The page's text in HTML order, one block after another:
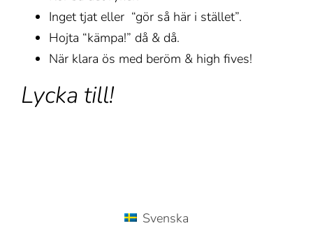
Inget tjat eller “gör så här i stället”.
Hojta “kämpa!” då & då.
När klara ös med beröm & high fives!
Lycka till!
Svenska